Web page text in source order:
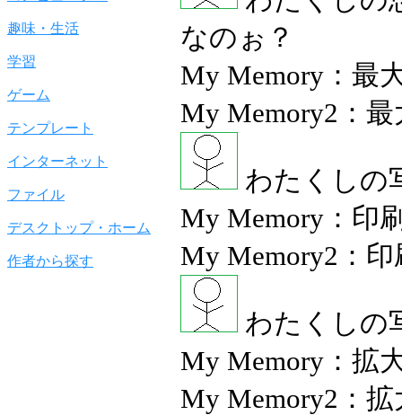
なのぉ？
My Memory：最
My Memory2：
わたくしの
My Memory：印
My Memory2：
わたくしの
My Memory：拡
My Memory2：
趣味・生活
学習
ゲーム
テンプレート
インターネット
ファイル
デスクトップ・ホーム
作者から探す